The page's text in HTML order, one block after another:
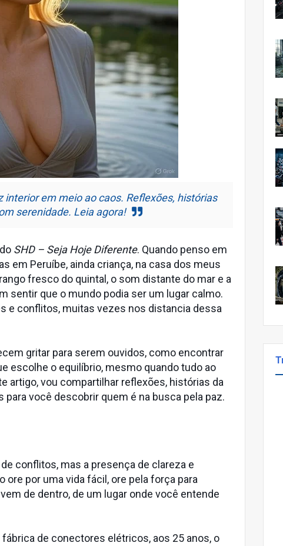
interior em meio ao caos. Reflexões, histórias
serenidade. Leia agora!
SHD – Seja Hoje Diferente. Quando penso em
em Peruíbe, ainda criança, na casa dos meus
fresco do quintal, o som distante do mar e a
sentir que o mundo podia ser um lugar calmo.
e conflitos, muitas vezes nos distancia dessa
gritar para serem ouvidos, como encontrar
escolhe o equilíbrio, mesmo quando tudo ao
artigo, vou compartilhar reflexões, histórias da
você descobrir quem é na busca pela paz.
conflitos, mas a presença de clareza e
ore por uma vida fácil, ore pela força para
de dentro, de um lugar onde você entende
de conectores elétricos, aos 25 anos, o